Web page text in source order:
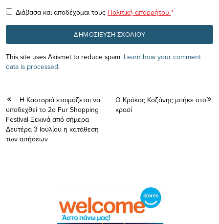
Διάβασα και αποδέχομαι τους Πολιτική απορρήτου *
This site uses Akismet to reduce spam. Learn how your comment
data is processed.
Η Καστοριά ετοιμάζεται να
υποδεχθεί το 2ο Fur Shopping
Festival-Ξεκινά από σήμερα
Δευτέρα 3 Ιουλίου η κατάθεση
των αιτήσεων
Ο Kρόκος Κοζάνης μπήκε στο
κρασί